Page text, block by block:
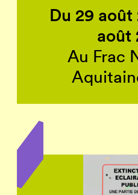
Du 29
août
Au Frac